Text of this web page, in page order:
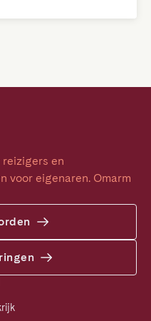
en
voor eigenaren. Omarm